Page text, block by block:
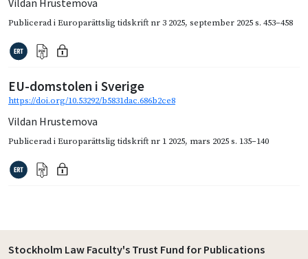
Vildan Hrustemova
Publicerad iEuroparättslig tidskrift nr 3 2025, september 2025s. 453–458
EU-domstolen i Sverige
https://doi.org/10.53292/b5831dac.686b2ce8
Vildan Hrustemova
Publicerad iEuroparättslig tidskrift nr 1 2025, mars 2025s. 135–140
Stockholm Law Faculty's Trust Fund for Publications